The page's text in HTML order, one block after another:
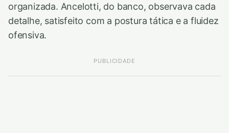
organizada. Ancelotti, do banco, observava cada
detalhe, satisfeito com a postura tática e a fluidez
ofensiva.
PUBLICIDADE